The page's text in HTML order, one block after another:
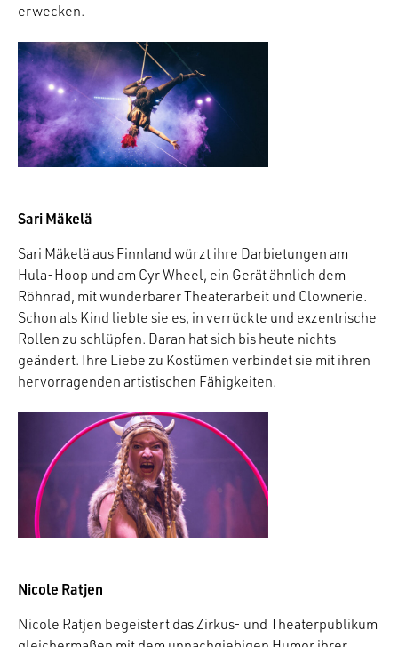
erwecken.
Sari Mäkelä
Sari Mäkelä aus Finnland würzt ihre Darbietungen am
Hula-Hoop und am Cyr Wheel, ein Gerät ähnlich dem
Röhnrad, mit wunderbarer Theaterarbeit und Clownerie.
Schon als Kind liebte sie es, in verrückte und exzentrische
Rollen zu schlüpfen. Daran hat sich bis heute nichts
geändert. Ihre Liebe zu Kostümen verbindet sie mit ihren
hervorragenden artistischen Fähigkeiten.
Nicole Ratjen
Nicole Ratjen begeistert das Zirkus- und Theaterpublikum